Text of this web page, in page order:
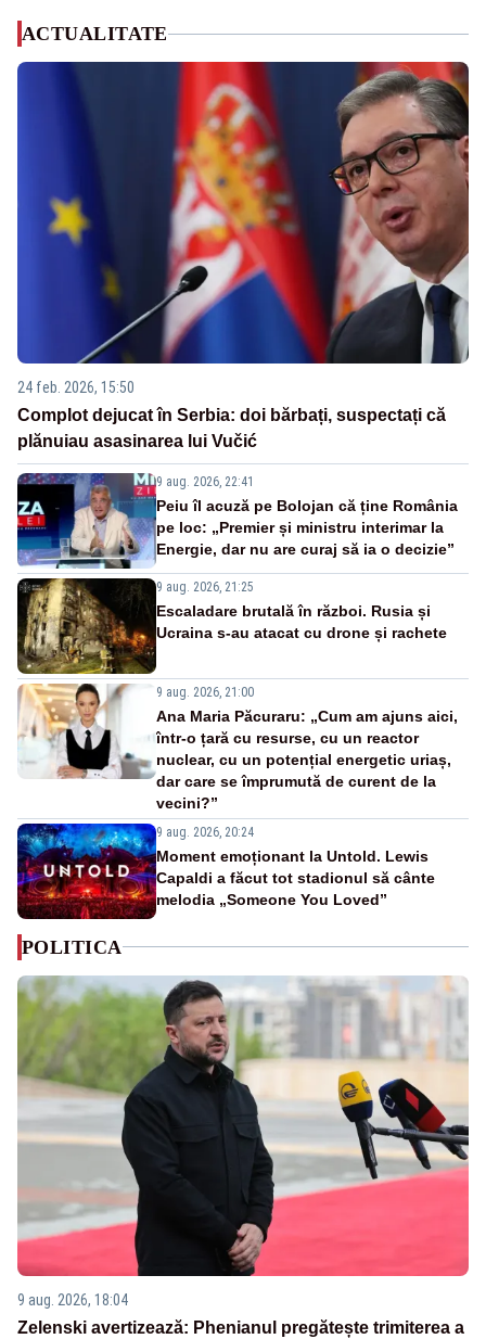
ACTUALITATE
24 feb. 2026, 15:50
Complot dejucat în Serbia: doi bărbați, suspectați că
plănuiau asasinarea lui Vučić
9 aug. 2026, 22:41
Peiu îl acuză pe Bolojan că ține România
pe loc: „Premier și ministru interimar la
Energie, dar nu are curaj să ia o decizie”
9 aug. 2026, 21:25
Escaladare brutală în război. Rusia și
Ucraina s-au atacat cu drone și rachete
9 aug. 2026, 21:00
Ana Maria Păcuraru: „Cum am ajuns aici,
într-o țară cu resurse, cu un reactor
nuclear, cu un potențial energetic uriaș,
dar care se împrumută de curent de la
vecini?”
9 aug. 2026, 20:24
Moment emoționant la Untold. Lewis
Capaldi a făcut tot stadionul să cânte
melodia „Someone You Loved”
POLITICA
9 aug. 2026, 18:04
Zelenski avertizează: Phenianul pregătește trimiterea a